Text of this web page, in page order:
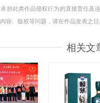
担此类作品侵权行为的直接责任
容、版权等问题，请在作品发表之
相关文